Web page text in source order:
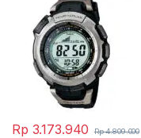
Rp 3.173.940 Rp4.809.000